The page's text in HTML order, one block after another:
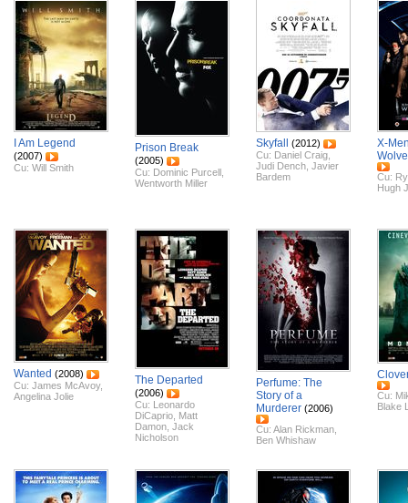
I Am Legend
(2007)
Cu: Will Smith
Prison Break
(2005)
Cu: Dominic Purcell
Wentworth Miller
Skyfall
(2012)
Cu: Daniel Craig
Judi Dench Javier
Bardem
X-
Cu:
Hugh
Wanted (2008)
Cu: James McAvoy,
Angelina Jolie
The Departed
(2006)
Cu: Leonardo
DiCaprio Matt
Damon Jack
Nicholson
Perfume: The
Story of a
Murderer (2006)
Cu: Alan Rickman
Ben Whishaw
Cu:
Blake